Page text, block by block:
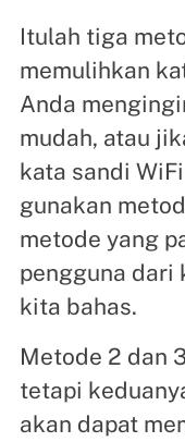
Itulah tiga
memulihkan
Anda
mudah, atau
kata sandi
gunakan
metode yang
pengguna dari
kita bahas.
Metode 2 dan
tetapi
akan dapat